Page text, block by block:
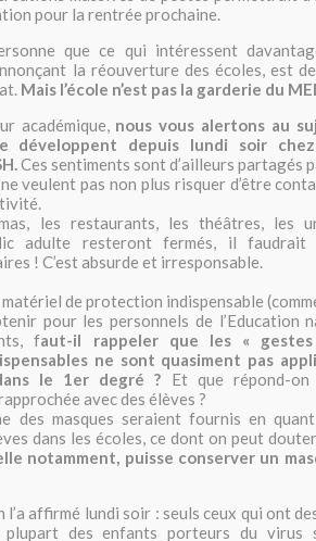
pour la rentrée prochaine.
que ce qui intéressent
la réouverture des écoles, est
Mais l’école n’est pas la garderie du
académique, nous vous alertons au
développent depuis lundi soir
Ces sentiments sont d’ailleurs partagés
veulent pas non plus risquer d’être
les restaurants, les théâtres, les
adulte resteront fermés, il
! C’est absurde et irresponsable.
de protection indispensable
pour les personnels de l’Education
faut-il rappeler que les «
ne sont quasiment pas
le 1er degré ? Et que répond-on
avec des élèves ?
des masques seraient fournis en
dans les écoles, ce dont on peut
notamment, puisse conserver un
l’a affirmé lundi soir : seuls ceux qui ont
des enfants porteurs du virus